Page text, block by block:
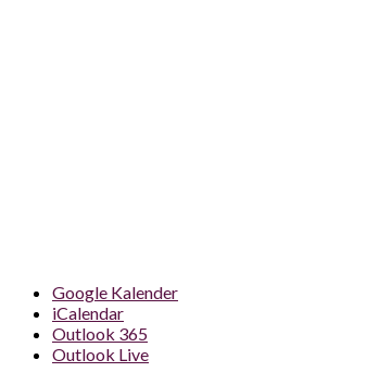
Google Kalender
iCalendar
Outlook 365
Outlook Live